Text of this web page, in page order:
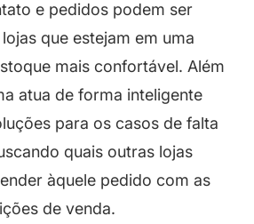
e pedidos podem ser
que estejam em uma
mais confortável. Além
atua de forma inteligente
para os casos de falta
quais outras lojas
àquele pedido com as
de venda.